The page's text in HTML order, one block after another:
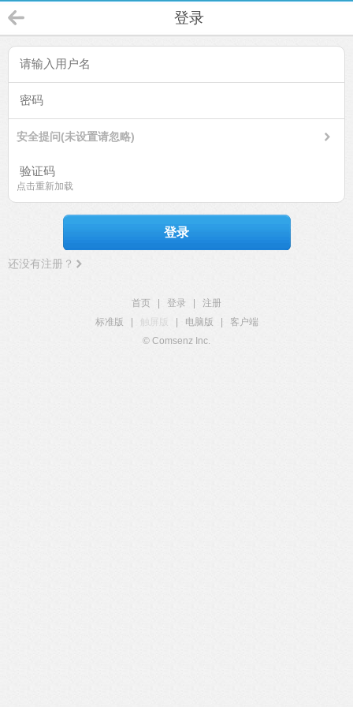
登录
安全提问(未设置请忽略)
点击重新加载
登录
还没有注册？
首页 登录
注册
标准版
触屏版 电脑版
客户端
© Comsenz Inc.